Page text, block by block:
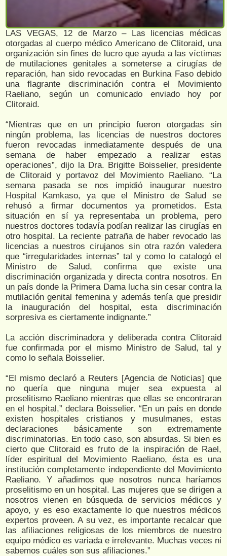
LAS VEGAS, 12 de Marzo – Las licencias médicas
otorgadas al cuerpo médico Americano de Clitoraid, una
organización sin fines de lucro que ayuda a las víctimas
de mutilaciones genitales a someterse a cirugías de
reparación, han sido revocadas en Burkina Faso debido
una flagrante discriminación contra el Movimiento
Raeliano, según un comunicado enviado hoy por
Clitoraid.
“Mientras que en un principio fueron otorgadas sin
ningún problema, las licencias de nuestros doctores
fueron revocadas inmediatamente después de una
semana de haber empezado a realizar estas
operaciones”, dijo la Dra. Brigitte Boisselier, presidente
de Clitoraid y portavoz del Movimiento Raeliano. “La
semana pasada se nos impidió inaugurar nuestro
Hospital Kamkaso, ya que el Ministro de Salud se
rehusó a firmar documentos ya prometidos. Esta
situación en sí ya representaba un problema, pero
nuestros doctores todavía podían realizar las cirugías en
otro hospital. La reciente patraña de haber revocado las
licencias a nuestros cirujanos sin otra razón valedera
que “irregularidades internas” tal y como lo catalogó el
Ministro de Salud, confirma que existe una
discriminación organizada y directa contra nosotros. En
un país donde la Primera Dama lucha sin cesar contra la
mutilación genital femenina y además tenía que presidir
la inauguración del hospital, esta discriminación
sorpresiva es ciertamente indignante.”
La acción discriminadora y deliberada contra Clitoraid
fue confirmada por el mismo Ministro de Salud, tal y
como lo señala Boisselier.
“El mismo declaró a Reuters [Agencia de Noticias] que
no quería que ninguna mujer sea expuesta al
proselitismo Raeliano mientras que ellas se encontraran
en el hospital,” declara Boisselier. “En un país en donde
existen hospitales cristianos y musulmanes, estas
declaraciones básicamente son extremamente
discriminatorias. En todo caso, son absurdas. Si bien es
cierto que Clitoraid es fruto de la inspiración de Rael,
líder espiritual del Movimiento Raeliano, ésta es una
institución completamente independiente del Movimiento
Raeliano. Y añadimos que nosotros nunca haríamos
proselitismo en un hospital. Las mujeres que se dirigen a
nosotros vienen en búsqueda de servicios médicos y
apoyo, y es eso exactamente lo que nuestros médicos
expertos proveen. A su vez, es importante recalcar que
las afiliaciones religiosas de los miembros de nuestro
equipo médico es variada e irrelevante. Muchas veces ni
sabemos cuáles son sus afiliaciones.”